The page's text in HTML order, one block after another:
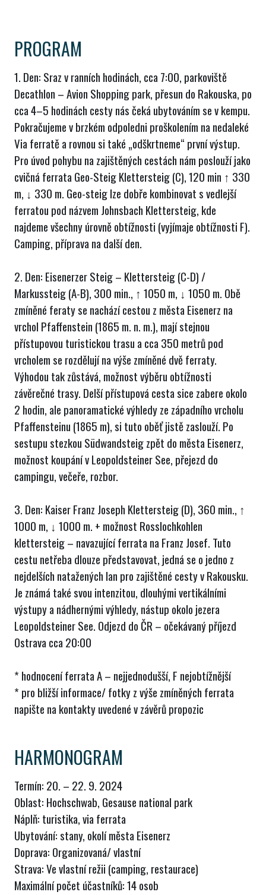
PROGRAM
1. Den: Sraz v ranních hodinách, cca 7:00, parkoviště
Decathlon – Avion Shopping park, přesun do Rakouska, po
cca 4–5 hodinách cesty nás čeká ubytováním se v kempu.
Pokračujeme v brzkém odpoledni proškolením na nedaleké
Via ferratě a rovnou si také „odškrtneme“ první výstup.
Pro úvod pohybu na zajištěných cestách nám poslouží jako
cvičná ferrata Geo-Steig Klettersteig (C), 120 min ↑ 330
m, ↓ 330 m. Geo-steig lze dobře kombinovat s vedlejší
ferratou pod názvem Johnsbach Klettersteig, kde
najdeme všechny úrovně obtížnosti (vyjímaje obtížnosti F).
Camping, příprava na další den.
2. Den: Eisenerzer Steig – Klettersteig (C-D) /
Markussteig (A-B), 300 min., ↑ 1050 m, ↓ 1050 m. Obě
zmíněné feraty se nachází cestou z města Eisenerz na
vrchol Pfaffenstein (1865 m. n. m.), mají stejnou
přístupovou turistickou trasu a cca 350 metrů pod
vrcholem se rozdělují na výše zmíněné dvě ferraty.
Výhodou tak zůstává, možnost výběru obtížnosti
závěrečné trasy. Delší přístupová cesta sice zabere okolo
2 hodin, ale panoramatické výhledy ze západního vrcholu
Pfaffensteinu (1865 m), si tuto oběť jistě zaslouží. Po
sestupu stezkou Südwandsteig zpět do města Eisenerz,
možnost koupání v Leopoldsteiner See, přejezd do
campingu, večeře, rozbor.
3. Den: Kaiser Franz Joseph Klettersteig (D), 360 min., ↑
1000 m, ↓ 1000 m. + možnost Rosslochkohlen
klettersteig – navazující ferrata na Franz Josef. Tuto
cestu netřeba dlouze představovat, jedná se o jedno z
nejdelších natažených lan pro zajištěné cesty v Rakousku.
Je známá také svou intenzitou, dlouhými vertikálními
výstupy a nádhernými výhledy, nástup okolo jezera
Leopoldsteiner See. Odjezd do ČR – očekávaný příjezd
Ostrava cca 20:00
* hodnocení ferrata A – nejjednodušší, F nejobtížnější
* pro bližší informace/ fotky z výše zmíněných ferrata
napište na kontakty uvedené v závěrů propozic
HARMONOGRAM
Termín: 20. – 22. 9. 2024
Oblast: Hochschwab, Gesause national park
Náplň: turistika, via ferrata
Ubytování: stany, okolí města Eisenerz
Doprava: Organizovaná/ vlastní
Strava: Ve vlastní režii (camping, restaurace)
Maximální počet účastníků: 14 osob